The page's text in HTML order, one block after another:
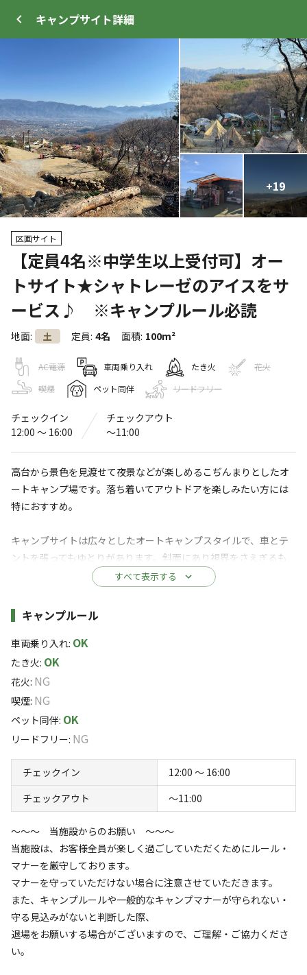
キャンプサイト詳細
+19
区画サイト
【定員4名※中学生以上受付可】オー
トサイト★シャトレーゼのアイスをサ
ービス♪ ※キャンプルール必読
地面: 土 定員: 4名 面積: 100m²
AC電源 車両乗り入れ たき火
花火
喫煙
ペット同伴 リードフリー
チェックイン
12:00 〜 16:00
チェックアウト
〜11:00
高台から景色を見渡せて夜景などが楽しめるこぢんまりとしたオ
ートキャンプ場です。落ち着いてアウトドアを楽しみたい方には
特におすすめ。
キャンプサイトは広々としたオートキャンプスタイルで、車とテ
ントを張ってもゆとりがあります。斜面にあり視界をさえぎるも
のがないため、山梨市街地が見渡せ、夜景が魅力のひとつです。
◆薪の持込み・現地調達は禁止です。
・焚火をする場合、施設で用意している薪（利用料：1,000円）
のみご利用可能です。
・施設の薪は、マイバック持参※で必要なだけ何回でもご利用
可能です。 ※手掴みも可
・シャトレーゼのアイスを無料サービス
・『やまなしフルーツ温泉 ぷくぷく（車で10分）』のキャンプ利
用者限定の割引券を配布
・虫よけスプレー貸し出し （ダニ除け効果あり）
・塩飴（しおあめ）を配布 （熱中症対策に）
・氷を配布 （ドリンクのお供や保冷に良しの万能氷）
※あくまでもサービスですので、ご利用されない場合の返金はご
ざいません。
※サービスをご要望の方は、必ずオーナーにお声掛けください。
すべて表示する
施設詳細
キャンプルール
車両乗り入れ: OK
たき火: OK
花火: NG
喫煙: NG
ペット同伴: OK
リードフリー: NG
チェックイン
12:00 〜 16:00
チェックアウト
〜11:00
～～～ 当施設からのお願い ～～～
当施設は、お客様全員が楽しく過ごしていただくためにルール・
マナーを厳守しております。
マナーを守っていただけない場合に注意させていただきます。
また、キャンプルールや一般的なキャンプマナーが守られない・
守る見込みがないと判断した際、
退場をお願いする場合がございますので、ご理解・ご協力くださ
い。
+20
サイト・宿泊施設
WEB予約可能 クーポン利用可 キャンプサイト
338人
Classic Garage Life パインウッドオ
ートキャンプ場
4.3（62件）
〒405-0045 山梨県 山梨市大工2483 Googleマップで見る
灰捨て場
※詳しくは「キャンプ場情報」をご確認ください。
ートキャンプ場！静かな空間の中、絶景の夜景
を楽しみながら焚き火が味わえる。オーナーこ
だわりの薪も魅力の一つ☆
したオートキャンプ場です。落ち着いてアウトドアを楽し
キャンプサイトは広々としたオートキャンプスタイルで、
車とテントを張ってもゆとりがあります。斜面にあり視界
をさえぎるものがないため、山梨市街地が見渡せ、夜景が
魅力のひとつです。
★薪の持ち込みはできませんのでご注意ください。
オーナーこだわりの薪を販売しています。1,000円（現地
お支払い）
必要なだけどうぞお取りください。
ここの薪は他にありません！
※薪の持ち込みはできませんのでご注意ください。
★団体・貸切をご希望の方へ
当施設で団体・貸切でのご予約の場合、事前にご連絡をお
願いします。
収容人数の目安：約１００名（一区画：最大５名）
高台
558.3m
雰囲気
まったり
落ち着く